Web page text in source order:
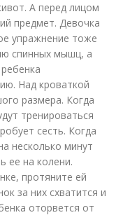
А перед лицом
предмет. Девочка
упражнение тоже
спинных мышц, а
Над кроваткой
размера. Когда
тренироваться
сесть. Когда
несколько минут
ее на колени.
протяните ей
за них схватится и
оторвется от